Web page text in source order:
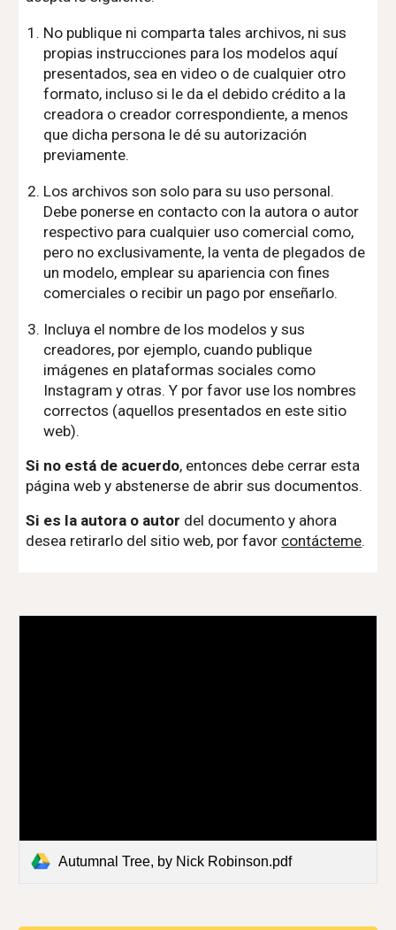
No publique ni comparta tales archivos, ni sus
propias instrucciones para los modelos aquí
presentados, sea en video o de cualquier otro
formato, incluso si le da el debido crédito a la
creadora o creador correspondiente, a menos
que dicha persona le dé su autorización
previamente.
Los archivos son solo para su uso personal.
Debe ponerse en contacto con la autora o autor
respectivo para cualquier uso comercial como,
pero no exclusivamente, la venta de plegados de
un modelo, emplear su apariencia con fines
comerciales o recibir un pago por enseñarlo.
Incluya el nombre de los modelos y sus
creadores, por ejemplo, cuando publique
imágenes en plataformas sociales como
Instagram y otras. Y por favor use los nombres
correctos (aquellos presentados en este sitio
web).
Si no está de acuerdo, entonces debe cerrar esta
página web y abstenerse de abrir sus documentos.
Si es la autora o autor del documento y ahora
desea retirarlo del sitio web, por favor contácteme.
Autumnal Tree, by Nick Robinson.pdf